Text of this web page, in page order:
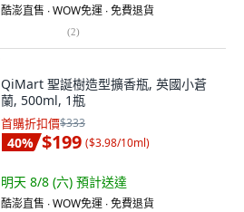
酷澎直售 ∙ WOW免運 ∙ 免費退貨
(2)
QiMart 聖誕樹造型擴香瓶, 英國小蒼
蘭, 500ml, 1瓶
首購折扣價$333
40% $199 ($3.98/10ml)
明天 8/8 (六) 預計送達
酷澎直售 ∙ WOW免運 ∙ 免費退貨